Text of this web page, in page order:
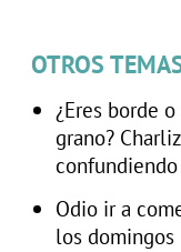
OTROS
¿Eres borde
grano?
Odio ir a
los domingos